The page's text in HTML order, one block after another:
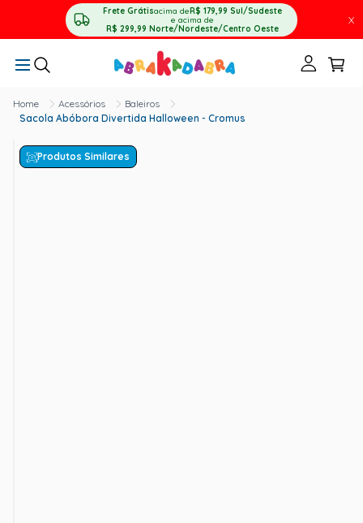
Frete Grátisacima deR$ 179,99 Sul/Sudeste
e acima de
R$ 299,99 Norte/Nordeste/Centro Oeste
X
Acessórios
Baleiros
Sacola Abóbora Divertida Halloween - Cromus
Produtos Similares